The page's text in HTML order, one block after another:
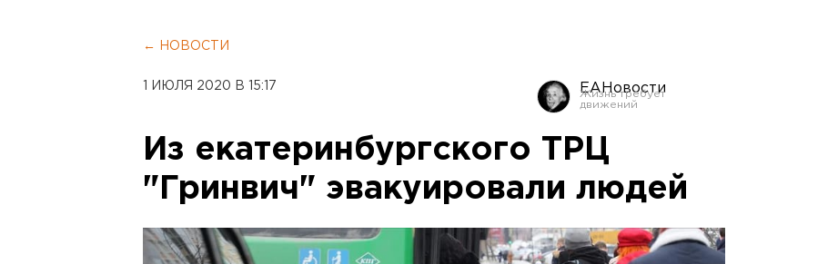
← НОВОСТИ
1 ИЮЛЯ 2020 В 15:17 ЕАНовости
Из екатеринбургского ТРЦ
"Гринвич" эвакуировали людей